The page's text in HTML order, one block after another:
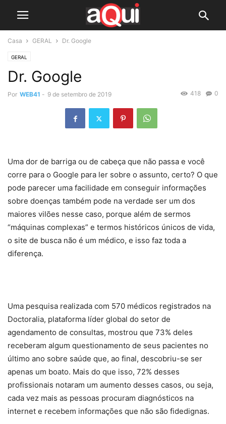
Casa GERAL Dr. Google
GERAL
Dr. Google
Por WEB41 - 9 de setembro de 2019 0
418
Uma dor de barriga ou de cabeça que não passa e você
corre para o Google para ler sobre o assunto, certo? O que
pode parecer uma facilidade em conseguir informações
sobre doenças também pode na verdade ser um dos
maiores vilões nesse caso, porque além de sermos
“máquinas complexas” e termos históricos únicos de vida,
o site de busca não é um médico, e isso faz toda a
diferença.
Uma pesquisa realizada com 570 médicos registrados na
Doctoralia, plataforma líder global do setor de
agendamento de consultas, mostrou que 73% deles
receberam algum questionamento de seus pacientes no
último ano sobre saúde que, ao final, descobriu-se ser
apenas um boato. Mais do que isso, 72% desses
profissionais notaram um aumento desses casos, ou seja,
cada vez mais as pessoas procuram diagnósticos na
internet e recebem informações que não são fidedignas.